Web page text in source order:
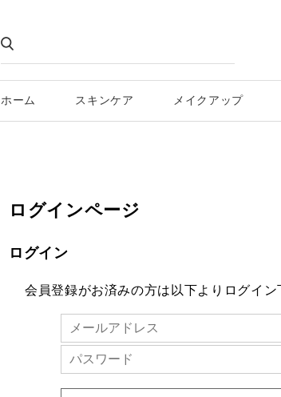
ホーム スキンケア メイクアップ
ログインページ
ログイン
会員登録がお済みの方は以下よりログイン